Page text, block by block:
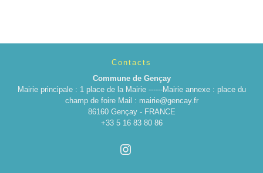
Contacts
Commune de Gençay
Mairie principale : 1 place de la Mairie ------Mairie annexe : place du
champ de foire Mail : mairie@gencay.fr
86160 Gençay - FRANCE
+33 5 16 83 80 86